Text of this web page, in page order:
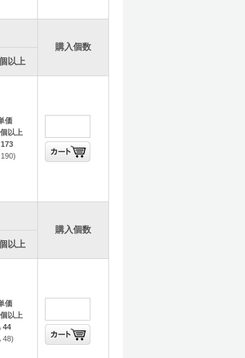
購入個数
以上
価
以上
購入個数
以上
価
以上
44
48)